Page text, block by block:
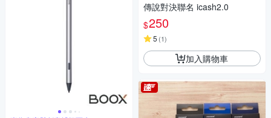
傳說對決聯名 icash2.0
$250
5 (1)
加入購物車